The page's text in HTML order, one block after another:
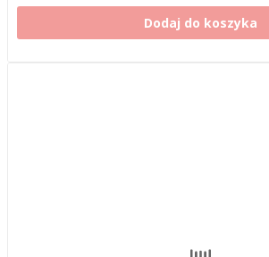
Dodaj do koszyka